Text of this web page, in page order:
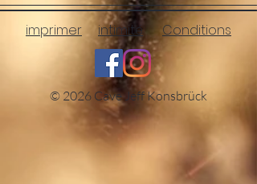
imprimer intimité Conditions
© 2026 Cave Jeff Konsbrück